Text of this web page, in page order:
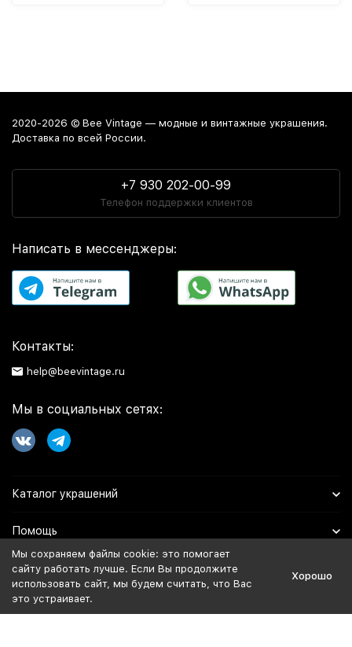
2020-2026 © Bee Vintage — модные и винтажные украшения.
Доставка по всей России.
+7 930 202-00-99
Телефон поддержки клиентов
Написать в мессенджеры:
Контакты:
help@beevintage.ru
Мы в социальных сетях:
Каталог украшений
Помощь
Информация
Политика персональных данных
Мы сохраняем файлы cookie: это помогает
сайту работать лучше. Если Вы продолжите
использовать сайт, мы будем считать, что Вас
это устраивает.
Хорошо